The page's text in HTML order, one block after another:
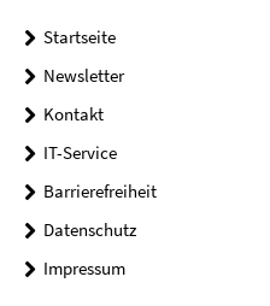
Startseite
Newsletter
Kontakt
IT-Service
Barrierefreiheit
Datenschutz
Impressum